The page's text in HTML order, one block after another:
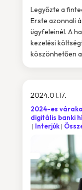
Legyőzte a
Erste azonnali
ügyfeleinél. A
kezelési
köszönhetően
2024.01.17.
2024-es
digitális banki
Interjúk